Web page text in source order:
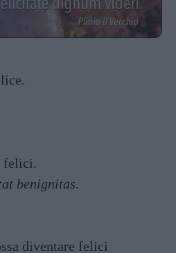
felici.
benignitas.
diventare felici